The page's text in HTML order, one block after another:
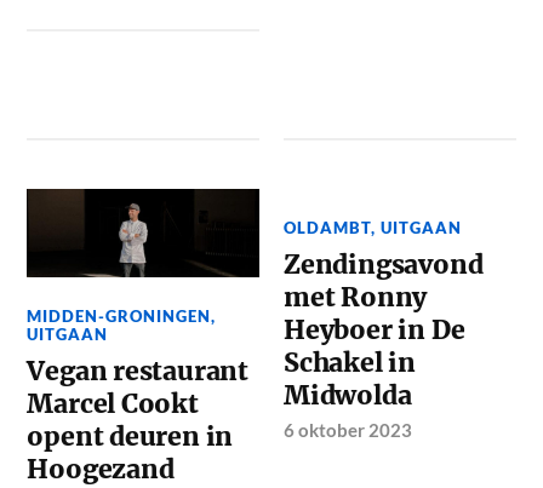
MIDDEN-GRONINGEN,
UITGAAN
Vegan restaurant
Marcel Cookt
opent deuren in
Hoogezand
OLDAMBT,UITGAAN
Zendingsavond
met Ronny
Heyboer in De
Schakel in
Midwolda
6 oktober 2023